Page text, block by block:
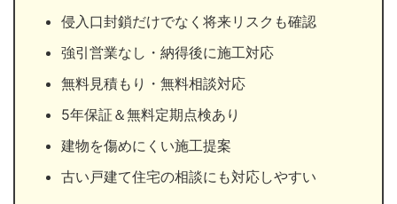
侵入口封鎖だけでなく将来リスクも確認
強引営業なし・納得後に施工対応
無料見積もり・無料相談対応
5年保証＆無料定期点検あり
建物を傷めにくい施工提案
古い戸建て住宅の相談にも対応しやすい